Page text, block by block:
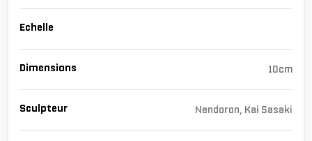
Echelle
Dimensions 10cm
Sculpteur Nendoron, Kai Sasaki